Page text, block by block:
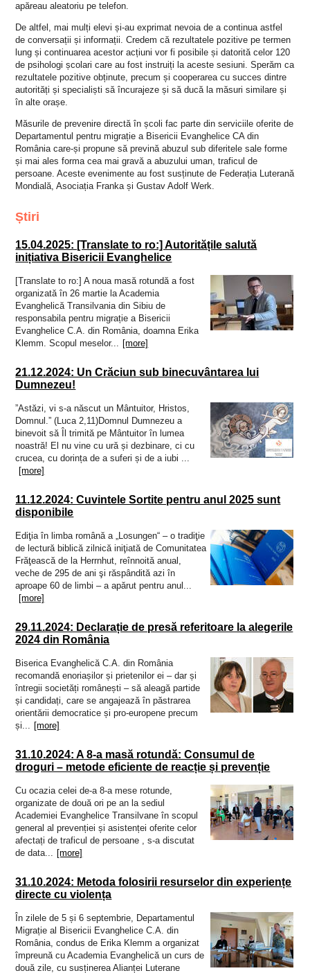
apăreau aleatoriu pe telefon.
De altfel, mai mulți elevi și-au exprimat nevoia de a continua astfel
de conversații și informații. Credem că rezultatele pozitive pe termen
lung și continuarea acestor acțiuni vor fi posibile și datorită celor 120
de psihologi școlari care au fost instruiți la aceste sesiuni. Sperăm ca
rezultatele pozitive obținute, precum și cooperarea cu succes dintre
autorități și specialiști să încurajeze și să ducă la măsuri similare și
în alte orașe.
Măsurile de prevenire directă în școli fac parte din serviciile oferite de
Departamentul pentru migrație a Bisericii Evanghelice CA din
România care-și propune să prevină abuzul sub diferitele sale forme
și mai ales forma cea mai gravă a abuzului uman, traficul de
persoane. Aceste evenimente au fost susținute de Federația Luterană
Mondială, Asociația Franka și Gustav Adolf Werk.
Știri
15.04.2025: [Translate to ro:] Autoritățile salută
inițiativa Bisericii Evanghelice
[Translate to ro:] A noua masă rotundă a fost
organizată în 26 martie la Academia
Evanghelică Transilvania din Sibiu de
responsabila pentru migrație a Bisericii
Evanghelice C.A. din România, doamna Erika
Klemm. Scopul meselor... [more]
21.12.2024: Un Crăciun sub binecuvântarea lui
Dumnezeu!
”Astăzi, vi s-a născut un Mântuitor, Hristos,
Domnul.” (Luca 2,11)Domnul Dumnezeu a
binevoit să Îl trimită pe Mântuitor în lumea
noastră! El nu vine cu ură și dezbinare, ci cu
crucea, cu dorința de a suferi și de a iubi ...
[more]
11.12.2024: Cuvintele Sortite pentru anul 2025 sunt
disponibile
Ediţia în limba română a „Losungen“ – o tradiţie
de lectură biblică zilnică iniţiată de Comunitatea
Frăţească de la Herrnhut, reînnoită anual,
veche de 295 de ani şi răspândită azi în
aproape 60 de limbi – a apărut pentru anul...
[more]
29.11.2024: Declarație de presă referitoare la alegerile
2024 din România
Biserica Evanghelică C.A. din România
recomandă enoriașilor și prietenilor ei – dar și
întregii societăți românești – să aleagă partide
și candidați, care se angajează în păstrarea
orientării democratice și pro-europene precum
și... [more]
31.10.2024: A 8-a masă rotundă: Consumul de
droguri – metode eficiente de reacție și prevenție
Cu ocazia celei de-a 8-a mese rotunde,
organizate de două ori pe an la sediul
Academiei Evanghelice Transilvane în scopul
general al prevenției și asistenței oferite celor
afectați de traficul de persoane , s-a discutat
de data... [more]
31.10.2024: Metoda folosirii resurselor din experiențe
directe cu violența
În zilele de 5 și 6 septembrie, Departamentul
Migrație al Bisericii Evanghelice C.A. din
România, condus de Erika Klemm a organizat
împreună cu Academia Evanghelică un curs de
două zile, cu susținerea Alianței Luterane